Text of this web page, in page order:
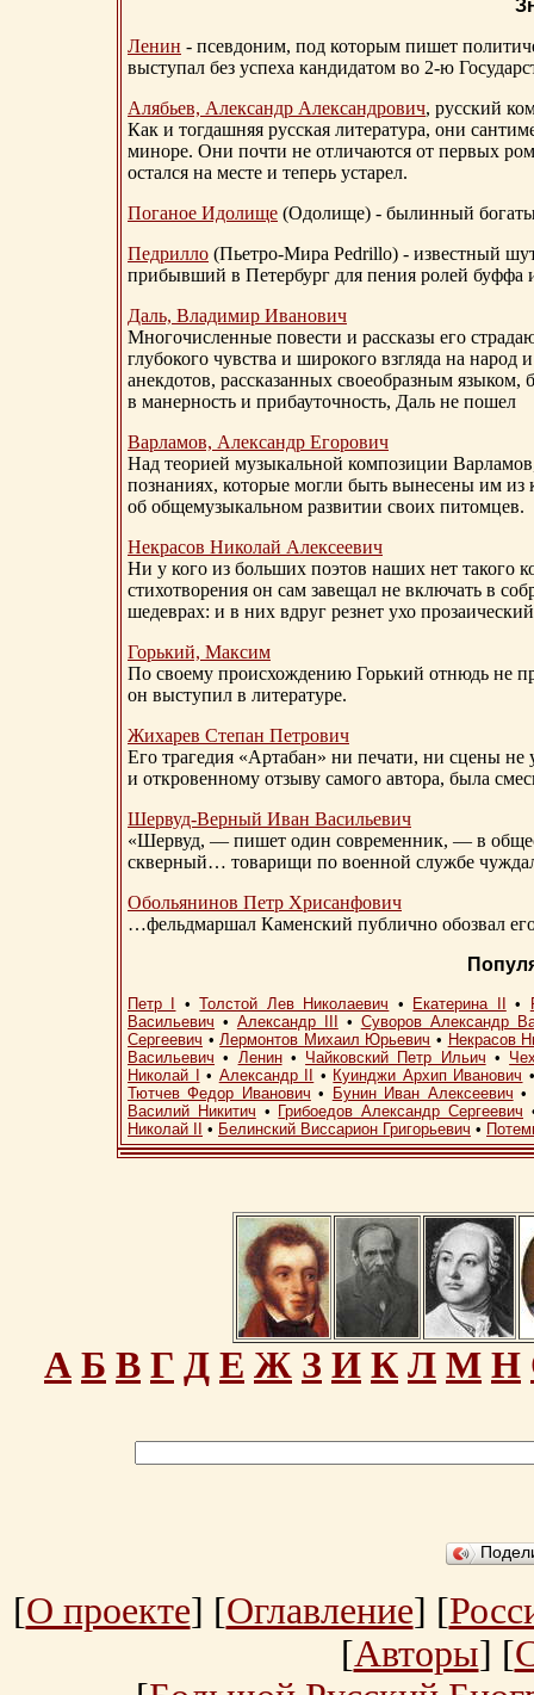
Ленин - псевдоним, под которым пишет
выступал без успеха кандидатом во 2-ю
Алябьев, Александр Александрович, русский
Как и тогдашняя русская литература, они
миноре. Они почти не отличаются от первых
остался на месте и теперь устарел.
Поганое Идолище (Одолище) - былинный
Педрилло (Пьетро-Мира Pedrillo) - известный
прибывший в Петербург для пения ролей буффа
Даль, Владимир Иванович
Многочисленные повести и рассказы его
глубокого чувства и широкого взгляда на
анекдотов, рассказанных своеобразным
в манерность и прибауточность, Даль не пошел
Варламов, Александр Егорович
Над теорией музыкальной композиции
познаниях, которые могли быть вынесены им из
об общемузыкальном развитии своих питомцев.
Некрасов Николай Алексеевич
Ни у кого из больших поэтов наших нет такого
стихотворения он сам завещал не включать в
шедеврах: и в них вдруг резнет ухо
Горький, Максим
По своему происхождению Горький отнюдь не
он выступил в литературе.
Жихарев Степан Петрович
Его трагедия «Артабан» ни печати, ни сцены
и откровенному отзыву самого автора, была
Шервуд-Верный Иван Васильевич
«Шервуд, — пишет один современник, — в
скверный… товарищи по военной службе
Обольянинов Петр Хрисанфович
…фельдмаршал Каменский публично обозвал
Петр I •Толстой Лев Николаевич • Екатерина II •
Васильевич • Александр III • Суворов Александр
Сергеевич •Лермонтов Михаил Юрьевич • Некрасов
Васильевич • Ленин• Чайковский Петр Ильич •
Николай I
• Александр II • Куинджи Архип Иванович
Тютчев Федор Иванович • Бунин Иван Алексеевич •
Василий Никитич • Грибоедов Александр Сергеевич
Николай II
• Белинский Виссарион Григорьевич •
А Б В Г Д Е Ж З И К Л М Н
[О проекте] [Оглавление] [
[Авторы] [